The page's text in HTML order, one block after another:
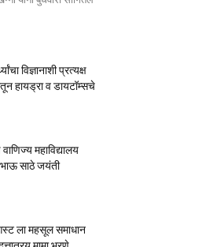
विज्ञानाशी प्रत्यक्ष
हायड्रा व डायटॉम्सचे
महाविद्यालय
साठे जयंती
ला महसूल समाधान